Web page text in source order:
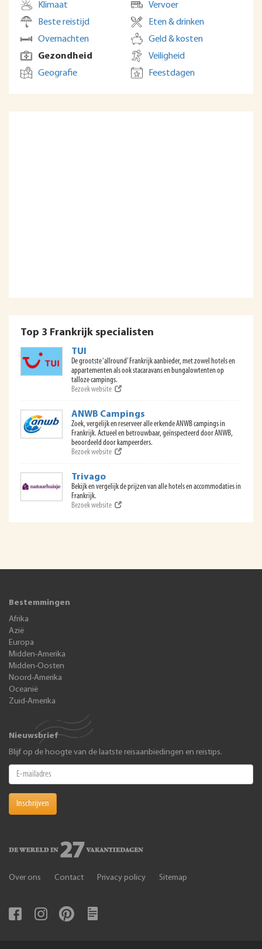
Klimaat
Beste reistijd
Overnachten
Gezondheid
Geografie
Vervoer
Eten & drinken
Geld & kosten
Veiligheid
Feestdagen
Top 3 Frankrijk specialisten
TUI
De grootste ‘allround’ Frankrijk aanbieder, met zowel hotels en
appartementen als ook stacaravans en bungalowtenten op
talloze campings.
Bezoek website
ANWB Campings
Zoek, vergelijk en reserveer alle erkende ANWB campings in
Frankrijk. Actueel en betrouwbaar, geïnspecteerd door ANWB,
beoordeeld door kampeerders.
Bezoek website
Trivago
Bekijk en vergelijk de prijzen van alle hotels en accommodaties in
Frankrijk.
Bezoek website
Bestemmingen
Afrika
Azië
Europa
Midden-Amerika
Midden-Oosten
Noord-Amerika
Oceanië
Zuid-Amerika
Nieuwsbrief
Blijf op de hoogte van de laatste reisaanbiedingen en reistips.
Inschrijven
Over ons Contact Privacy policy Sitemap